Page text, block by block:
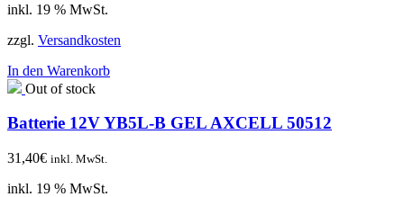
inkl. 19 % MwSt.
zzgl. Versandkosten
In den Warenkorb
Out of stock
Batterie 12V YB5L-B GEL AXCELL 50512
31,40€ inkl. MwSt.
inkl. 19 % MwSt.